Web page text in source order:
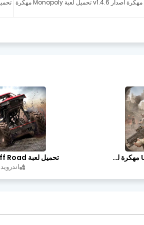
تحميل لعبة Monopoly مهكرة اصدار v1.4.6 تحميل لعبة Monopoly مهكرة
تحميل لعبة Undawn مهكرة للأندرويد أخر إصدار | تحميل مباشر + موارد غير محدودة
اندرويد